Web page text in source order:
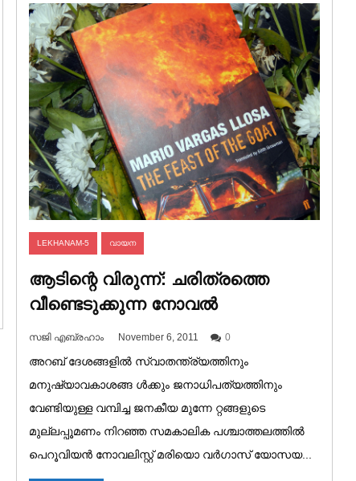
LEKHANAM-5 വായന
ആടിന്റെ വിരുന്ന്: ചരിത്രത്തെ
വീണ്ടെടുക്കുന്ന നോവൽ
സജി എബ്രഹാം November 6, 2011 0
അറബ് ദേശങ്ങളിൽ സ്വാതന്ത്ര്യത്തിനും
മനുഷ്യാവകാശങ്ങ ൾക്കും ജനാധിപത്യത്തിനും
വേണ്ടിയുള്ള വമ്പിച്ച ജനകീയ മുന്നേ റ്റങ്ങളുടെ
മുല്ലപ്പൂമണം നിറഞ്ഞ സമകാലിക പശ്ചാത്തലത്തിൽ
പെറൂവിയൻ നോവലിസ്റ്റ് മരിയൊ വർഗാസ് യോസയ...